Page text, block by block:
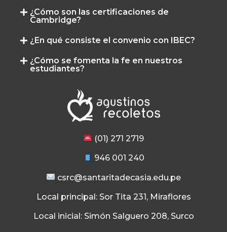
¿Cómo son las certificaciones de
Cambridge?
¿En qué consiste el convenio con IBEC?
¿Cómo se fomenta la fe en nuestros
estudiantes?
(01) 271 2719
946 001 240
csrc@santaritadecasia.edu.pe
Local principal: Sor Tita 231, Miraflores
Local inicial: Simón Salguero 208, Surco